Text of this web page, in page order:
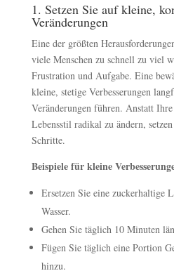
1. Setzen Sie auf kleine,
Veränderungen
Eine der größten
viele Menschen zu schnell zu viel
Frustration und Aufgabe. Eine
kleine, stetige Verbesserungen
Veränderungen führen. Anstatt
Lebensstil radikal zu ändern,
Schritte.
Beispiele für kleine
Ersetzen Sie eine zuckerhaltige
Wasser.
Gehen Sie täglich 10 Minuten
Fügen Sie täglich eine Portion
hinzu.